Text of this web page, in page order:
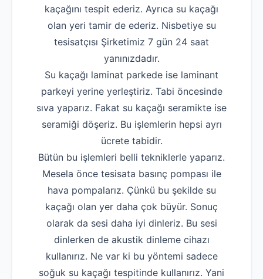
kaçağını tespit ederiz. Ayrıca su kaçağı
olan yeri tamir de ederiz. Nisbetiye su
tesisatçısı Şirketimiz 7 gün 24 saat
yanınızdadır.
Su kaçağı laminat parkede ise laminant
parkeyi yerine yerleştiriz. Tabi öncesinde
sıva yaparız. Fakat su kaçağı seramikte ise
seramiği döşeriz. Bu işlemlerin hepsi ayrı
ücrete tabidir.
Bütün bu işlemleri belli tekniklerle yaparız.
Mesela önce tesisata basınç pompası ile
hava pompalarız. Çünkü bu şekilde su
kaçağı olan yer daha çok büyür. Sonuç
olarak da sesi daha iyi dinleriz. Bu sesi
dinlerken de akustik dinleme cihazı
kullanırız. Ne var ki bu yöntemi sadece
soğuk su kaçağı tespitinde kullanırız. Yani